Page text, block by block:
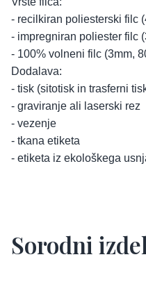
- recilkiran poliesterski filc
- impregniran poliester filc
- 100% volneni filc (3mm,
Dodalava:
- tisk (sitotisk in trasferni
- graviranje ali laserski rez
- vezenje
- tkana etiketa
- etiketa iz ekološkega
Sorodni